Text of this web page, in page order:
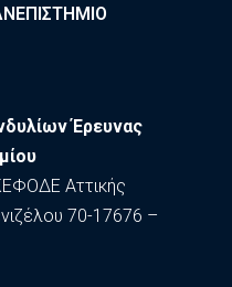
Έρευνας
Αττικής
70-17676 –